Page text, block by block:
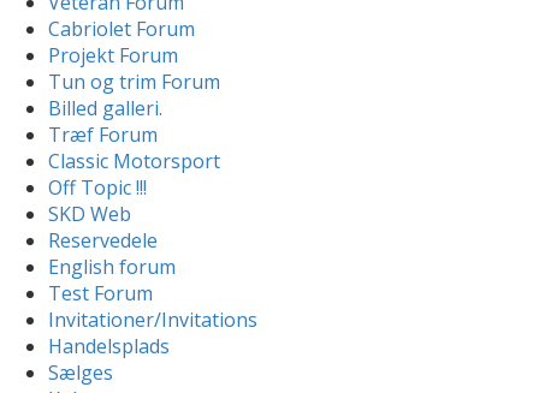
Cabriolet Forum
Projekt Forum
Tun og trim Forum
Billed galleri.
Træf Forum
Classic Motorsport
Off Topic !!!
SKD Web
Reservedele
English forum
Test Forum
Invitationer/Invitations
Handelsplads
Sælges